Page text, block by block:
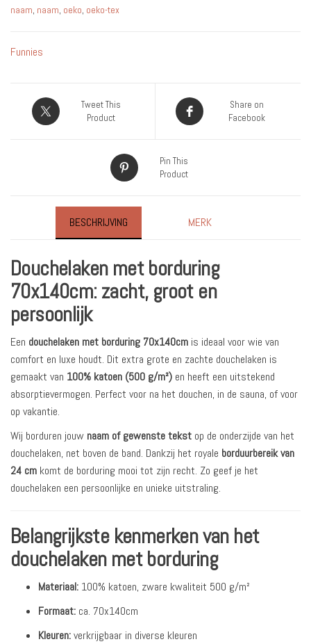
naam naam oeko oeko-tex
Funnies
Tweet This
Product
Share on
Facebook
Pin This
Product
BESCHRIJVING MERK
Douchelaken met borduring
70x140cm: zacht, groot en
persoonlijk
Een douchelaken met borduring 70x140cm is ideaal voor wie van
comfort en luxe houdt. Dit extra grote en zachte douchelaken is
gemaakt van 100% katoen (500 g/m²) en heeft een uitstekend
absorptievermogen. Perfect voor na het douchen, in de sauna, of voor
op vakantie.
Wij borduren jouw naam of gewenste tekst op de onderzijde van het
douchelaken, net boven de band. Dankzij het royale borduurbereik van
24 cm komt de borduring mooi tot zijn recht. Zo geef je het
douchelaken een persoonlijke en unieke uitstraling.
Belangrijkste kenmerken van het
douchelaken met borduring
Materiaal: 100% katoen, zware kwaliteit 500 g/m²
Formaat: ca. 70x140cm
Kleuren:verkrijgbaar in diverse kleuren